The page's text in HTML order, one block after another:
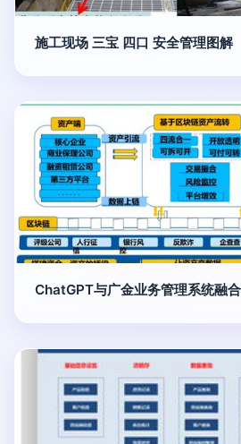
施工现场 三宝 四口 安全管理图解
ChatGPT与广金业务管理系统融